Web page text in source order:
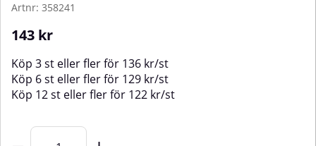
Artnr: 358241
143 kr
Köp 3 st eller fler för 136 kr/st
Köp 6 st eller fler för 129 kr/st
Köp 12 st eller fler för 122 kr/st